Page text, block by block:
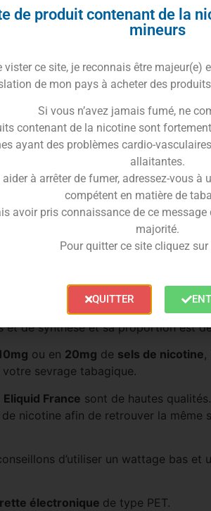
framboisessucrées et decerises
citrons
frais et pétillants.
frais.
vous donnera l’impression de
enrichi ensels de nicotine pour une
Bloody Lime Esalt
Bloody Lime Esalt 10ml
e-liquide Bloody Lime Esalt au
végétale et d’arômes alimentaires.
et de synthèse et sa proportion est
ou en 20mg de sels de nicotine,
sevrage tabagique.
Eliquid France sont de hautes qualités.
nicotine afin de retrouver la même
d’utiliser un wattage bas et
électronique de type PET.
de produit contenant de la
mineurs
vister ce site, je reconnais être majeur(e)
de mon pays à acheter des
Si vous n’avez jamais fumé, ne
contenant de la nicotine sont
ayant des problèmes cardio-
allaitantes.
à arrêter de fumer, adressez-vous à
compétent en matière de
avoir pris connaissance de ce message
majorité.
Pour quitter ce site cliquez sur
QUITTER